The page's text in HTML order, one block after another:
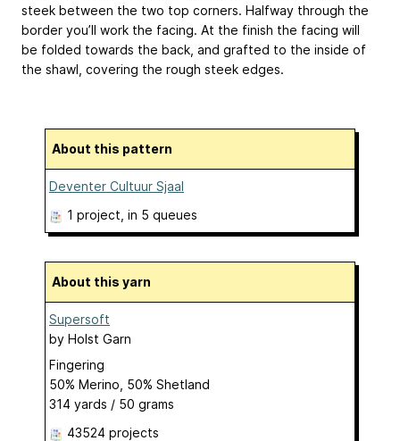
steek between the two top corners. Halfway through the
border you’ll work the facing. At the finish the facing will
be folded towards the back, and grafted to the inside of
the shawl, covering the rough steek edges.
About this pattern
Deventer Cultuur Sjaal
1 project , in 5 queues
About this yarn
Supersoft
by Holst Garn
Fingering
50% Merino, 50% Shetland
314 yards / 50 grams
43524 projects